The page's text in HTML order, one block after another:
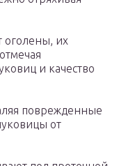
оголены, их
и качество
поврежденные
от